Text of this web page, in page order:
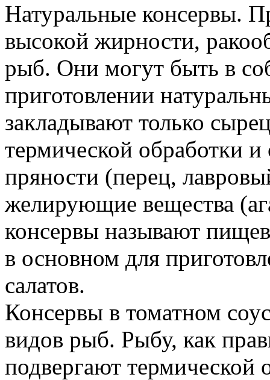
Натуральные консервы.
высокой жирности,
рыб. Они могут быть в
приготовлении
закладывают только
термической обработки и
пряности (перец,
желирующие вещества
консервы называют
в основном для
салатов.
Консервы в томатном
видов рыб. Рыбу, как
подвергают термической